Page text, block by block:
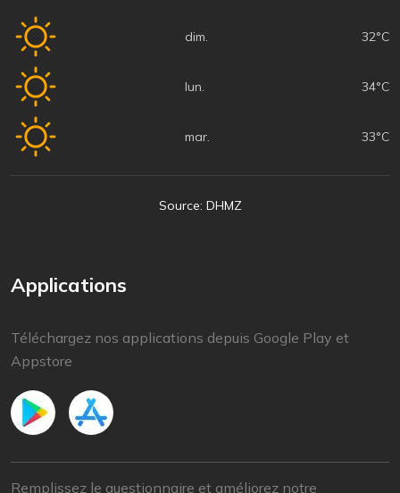
dim. 32°C
lun. 34°C
mar. 33°C
Source: DHMZ
Applications
Téléchargez nos applications depuis Google Play et
Appstore
Remplissez le questionnaire et améliorez notre